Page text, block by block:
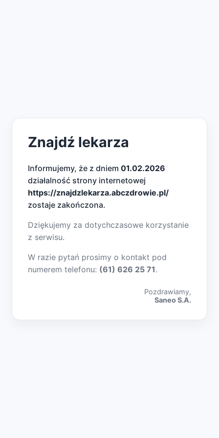
Znajdź lekarza
Informujemy, że z dniem 01.02.2026
działalność strony internetowej
https://znajdzlekarza.abczdrowie.pl/
zostaje zakończona.
Dziękujemy za dotychczasowe korzystanie
z serwisu.
W razie pytań prosimy o kontakt pod
numerem telefonu: (61) 626 25 71.
Pozdrawiamy,
Saneo S.A.